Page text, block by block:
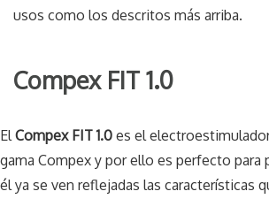
usos como los descritos más arriba.
Compex FIT 1.0
El Compex FIT 1.0 es el
gama Compex y por ello es perfecto para
él ya se ven reflejadas las características